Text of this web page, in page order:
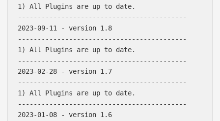
1) All Plugins are up to date.
-------------------------------------------
2023-09-11 - version 1.8
-------------------------------------------
1) All Plugins are up to date.
-------------------------------------------
2023-02-28 - version 1.7
-------------------------------------------
1) All Plugins are up to date.
-------------------------------------------
2023-01-08 - version 1.6